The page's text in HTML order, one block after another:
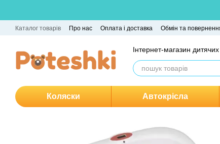
Каталог товарів Про нас Оплата і доставка Обмін та
Інтернет-магазин дитячих
Коляски Автокрісла